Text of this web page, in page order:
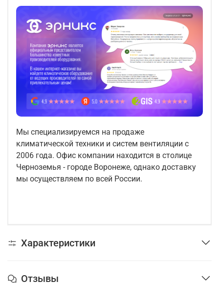
Мы специализируемся на продаже
климатической техники и систем вентиляции с
2006 года. Офис компании находится в столице
Черноземья - городе Воронеже, однако доставку
мы осуществляем по всей России.
Характеристики
Отзывы